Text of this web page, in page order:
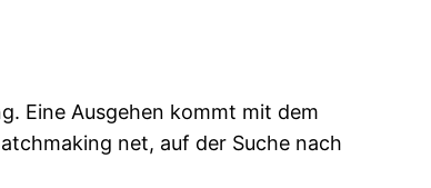
Eine Ausgehen kommt mit dem
net, auf der Suche nach